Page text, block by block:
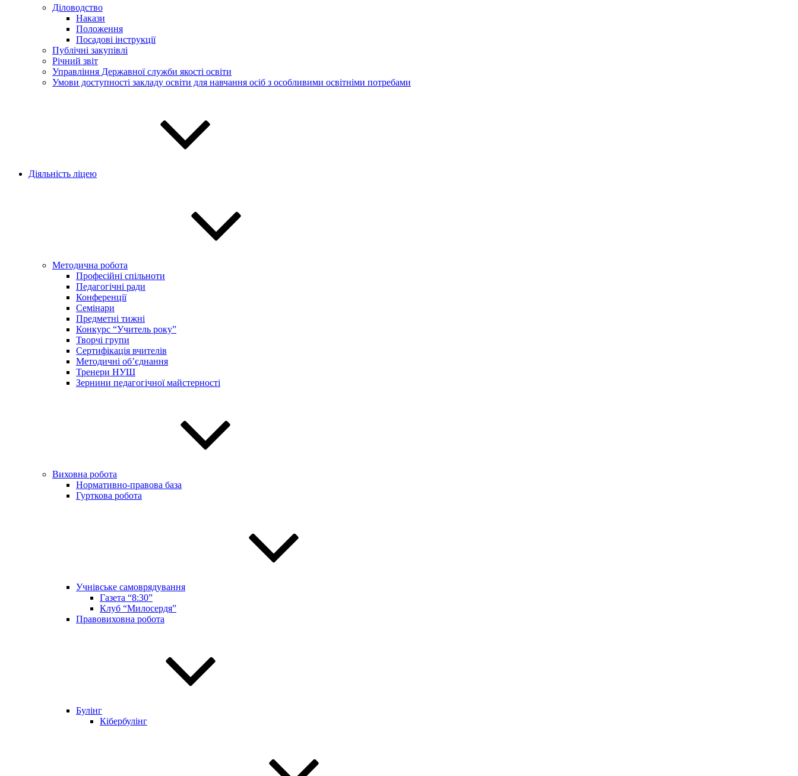
Діловодство
Накази
Положення
Посадові інструкції
Публічні закупівлі
Річний звіт
Управління Державної служби якості освіти
Умови доступності закладу освіти для навчання осіб з особливими освітніми потребами
Діяльність ліцею
Методична робота
Професійні спільноти
Педагогічні ради
Конференції
Семінари
Предметні тижні
Конкурс “Учитель року”
Творчі групи
Сертифікація вчителів
Методичні об’єднання
Тренери НУШ
Зернини педагогічної майстерності
Виховна робота
Нормативно-правова база
Гурткова робота
Учнівське самоврядування
Газета “8:30”
Клуб “Милосердя”
Правовиховна робота
Булінг
Кібербулінг